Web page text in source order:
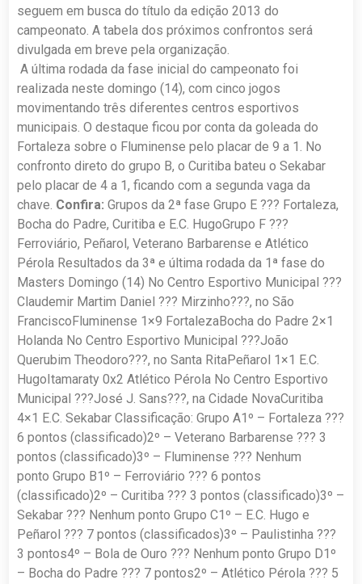
seguem em busca do título da edição 2013 do
campeonato. A tabela dos próximos confrontos será
divulgada em breve pela organização.
A última rodada da fase inicial do campeonato foi
realizada neste domingo (14), com cinco jogos
movimentando três diferentes centros esportivos
municipais. O destaque ficou por conta da goleada do
Fortaleza sobre o Fluminense pelo placar de 9 a 1. No
confronto direto do grupo B, o Curitiba bateu o Sekabar
pelo placar de 4 a 1, ficando com a segunda vaga da
chave. Confira: Grupos da 2ª fase Grupo E ??? Fortaleza,
Bocha do Padre, Curitiba e E.C. HugoGrupo F ???
Ferroviário, Peñarol, Veterano Barbarense e Atlético
Pérola Resultados da 3ª e última rodada da 1ª fase do
Masters Domingo (14) No Centro Esportivo Municipal ???
Claudemir Martim Daniel ??? Mirzinho???, no São
FranciscoFluminense 1×9 FortalezaBocha do Padre 2×1
Holanda No Centro Esportivo Municipal ???João
Querubim Theodoro???, no Santa RitaPeñarol 1×1 E.C.
HugoItamaraty 0x2 Atlético Pérola No Centro Esportivo
Municipal ???José J. Sans???, na Cidade NovaCuritiba
4×1 E.C. Sekabar Classificação: Grupo A1º – Fortaleza ???
6 pontos (classificado)2º – Veterano Barbarense ??? 3
pontos (classificado)3º – Fluminense ??? Nenhum
ponto Grupo B1º – Ferroviário ??? 6 pontos
(classificado)2º – Curitiba ??? 3 pontos (classificado)3º –
Sekabar ??? Nenhum ponto Grupo C1º – E.C. Hugo e
Peñarol ??? 7 pontos (classificados)3º – Paulistinha ???
3 pontos4º – Bola de Ouro ??? Nenhum ponto Grupo D1º
– Bocha do Padre ??? 7 pontos2º – Atlético Pérola ??? 5